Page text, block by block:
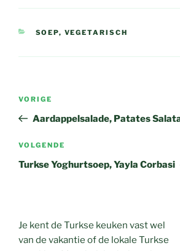
CATEGORIEËN
SOEP, VEGETARISCH
Vorig
bericht
VORIGE
Aardappelsalade, Patates
Volgend
bericht
VOLGENDE
Turkse Yoghurtsoep, Yayla Corbasi
Je kent de Turkse keuken vast wel
van de vakantie of de lokale Turkse